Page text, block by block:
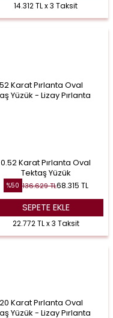
14.312 TL x 3 Taksit
0.52 Karat Pırlanta Oval
Tektaş Yüzük
%50 136.629TL68.315 TL
SEPETE EKLE
22.772 TL x 3 Taksit